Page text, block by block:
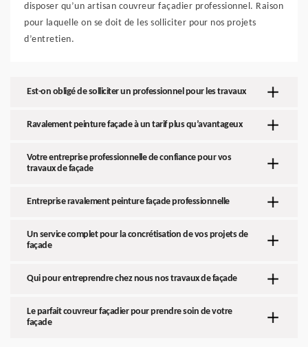
disposer qu’un artisan couvreur façadier professionnel. Raison
pour laquelle on se doit de les solliciter pour nos projets
d’entretien.
Est-on obligé de solliciter un professionnel pour les travaux
Ravalement peinture façade à un tarif plus qu’avantageux
Votre entreprise professionnelle de confiance pour vos
travaux de façade
Entreprise ravalement peinture façade professionnelle
Un service complet pour la concrétisation de vos projets de
façade
Qui pour entreprendre chez nous nos travaux de façade
Le parfait couvreur façadier pour prendre soin de votre
façade